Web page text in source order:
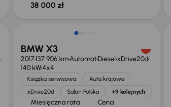
38 000 zł
Taniej o 1 000 zł
BMW X3
2017137 906 kmAutomatDieselxDrive20d
140 kW4x4
Książka serwisowa
Auta krajowe
xDrive20d
Salon Polska +9 kolejnych
Miesięczna rata
Cena